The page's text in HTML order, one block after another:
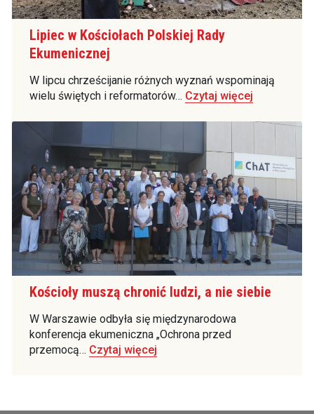
Lipiec w Kościołach Polskiej Rady
Ekumenicznej
W lipcu chrześcijanie różnych wyznań wspominają
wielu świętych i reformatorów… Czytaj więcej
Kościoły muszą chronić ludzi, a nie siebie
W Warszawie odbyła się międzynarodowa
konferencja ekumeniczna „Ochrona przed
przemocą… Czytaj więcej